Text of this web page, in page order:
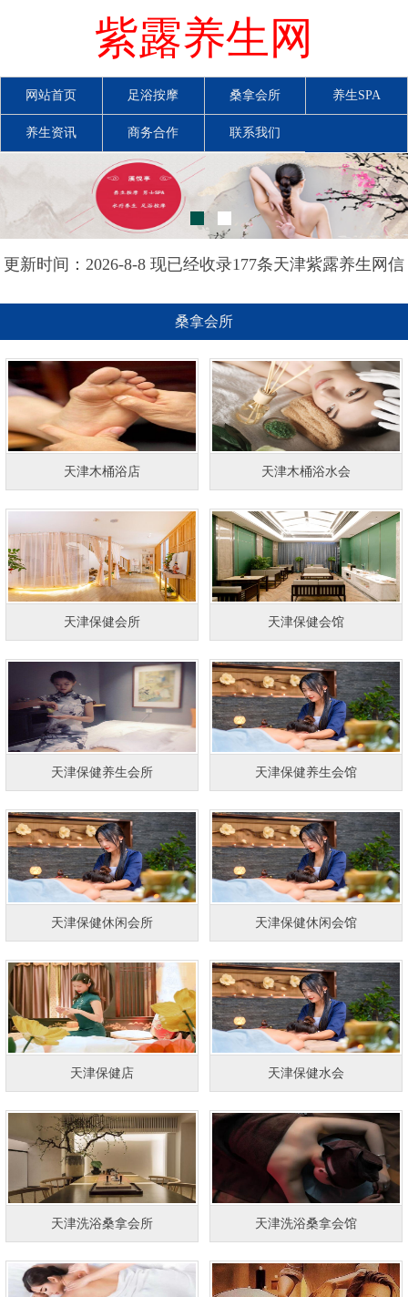
紫露养生网
网站首页 足浴按摩 桑拿会所 养生SPA
养生资讯 商务合作 联系我们
更新时间：2026-8-8 现已经收录177条天津紫露养生网信
桑拿会所
天津木桶浴店 天津木桶浴水会
天津保健会所 天津保健会馆
天津保健养生会所 天津保健养生会馆
天津保健休闲会所 天津保健休闲会馆
天津保健店 天津保健水会
天津洗浴桑拿会所 天津洗浴桑拿会馆